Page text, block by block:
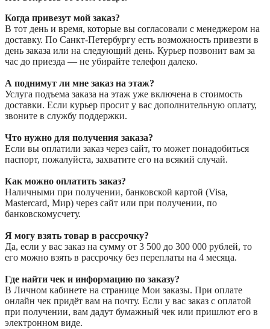
Когда привезут мой заказ?
В тот день и время, которые вы согласовали с менеджером на
доставку. По Санкт-Петербургу есть возможность привезти в
день заказа или на следующий день. Курьер позвонит вам за
час до приезда — не убирайте телефон далеко.
А поднимут ли мне заказ на этаж?
Услуга подъема заказа на этаж уже включена в стоимость
доставки. Если курьер просит у вас дополнительную оплату,
звоните в службу поддержки.
Что нужно для получения заказа?
Если вы оплатили заказ через сайт, то может понадобиться
паспорт, пожалуйста, захватите его на всякий случай.
Как можно оплатить заказ?
Наличными при получении, банковской картой (Visa,
Mastercard, Мир) через сайт или при получении, по
банковскомусчету.
Я могу взять товар в рассрочку?
Да, если у вас заказ на сумму от 3 500 до 300 000 рублей, то
его можно взять в рассрочку без переплаты на 4 месяца.
Где найти чек и информацию по заказу?
В Личном кабинете на странице Мои заказы. При оплате
онлайн чек придёт вам на почту. Если у вас заказ с оплатой
при получении, вам дадут бумажный чек или пришлют его в
электронном виде.